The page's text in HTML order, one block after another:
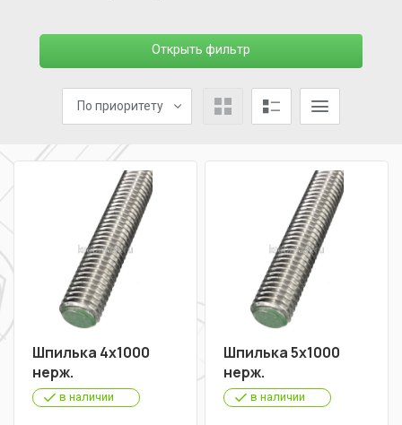
Открыть фильтр
По приоритету
Шпилька 4х1000
нерж.
в наличии
Шпилька 5х1000
нерж.
в наличии